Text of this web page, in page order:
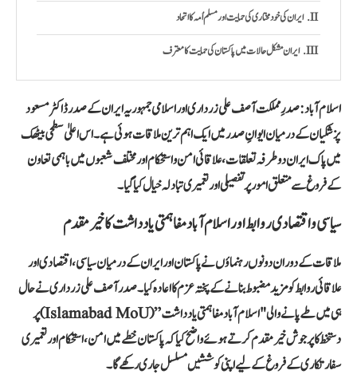
ایران کی خودمختاری کی حمایت اور مسلم اُمہ کا اتحاد
ایران مشکل حالات میں پاکستان کی حمایت کا معترف
اسلام آباد:صدرِ مملکت آصف علی زرداری اور اسلامی جمہوریہ ایران کے صدر ڈاکٹر مسعود
پزشکیان کے درمیان ایوانِ صدر میں ایک اہم ترین ملاقات ہوئی ہے۔ اس اعلیٰ سطحی بیٹھک
میں پاک ایران دوطرفہ تعلقات، علاقائی امن و استحکام اور مختلف شعبوں میں باہمی تعاون
کے فروغ سے متعلق امور پر تفصیلی اور تعمیری تبادلہ خیال کیا گیا۔
سیاسی و اقتصادی روابط اور اسلام آباد مفاہمتی یادداشت کا خیرمقدم
ملاقات کے دوران دونوں رہنماؤں نے پاکستان اور ایران کے درمیان سیاسی، اقتصادی اور
علاقائی روابط کو مزید مضبوط بنانے کے پختہ عزم کا اعادہ کیا۔ صدر آصف علی زرداری نے حال
ہی میں طے پانے والی"اسلام آباد مفاہمتی یادداشت” (Islamabad MoU)
پر
دستخط کا پرجوش خیرمقدم کرتے ہوئے واضح کیا کہ پاکستان خطے میں امن، استحکام اور تعمیری
سفارتکاری کے فروغ کے لیے اپنی کوششیں مسلسل جاری رکھے گا۔